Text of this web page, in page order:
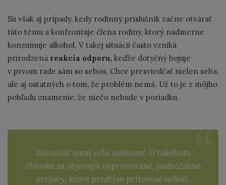
Sú však aj prípady, kedy rodinný príslušník začne otvárať
túto tému a konfrontuje člena rodiny, ktorý nadmerne
konzumuje alkohol. V takej situácii často vzniká
prirodzená reakcia odporu, keďže dotyčný bojuje
v prvom rade sám so sebou. Chce presviedčať nielen seba,
ale aj ostatných o tom, že problém nemá. Už to je z môjho
pohľadu znamenie, že niečo nebude v poriadku.
Závislosť mení celú osobnosť. U takéhoto
človeka sa objavujú neprimerané, podráždené
prejavy, ktoré predtým prítomné neboli.